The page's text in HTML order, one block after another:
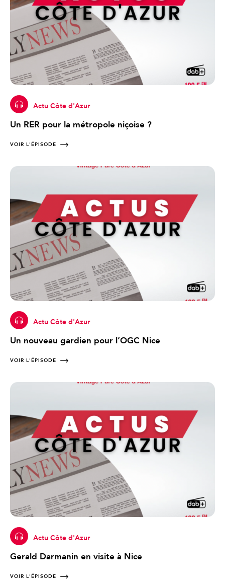
Actu Côte d'Azur
Un RER pour la métropole niçoise ?
VOIR L'ÉPISODE
Actu Côte d'Azur
Un nouveau gardien pour l’OGC Nice
VOIR L'ÉPISODE
Actu Côte d'Azur
Gerald Darmanin en visite à Nice
VOIR L'ÉPISODE